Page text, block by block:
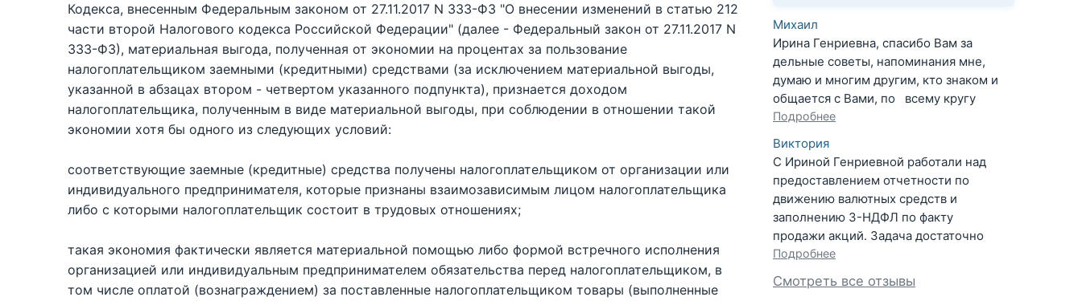
Кодекса, внесенным Федеральным законом от 27.11.2017 N 333-ФЗ "О внесении изменений в статью 212
части второй Налогового кодекса Российской Федерации" (далее - Федеральный закон от 27.11.2017 N
333-ФЗ), материальная выгода, полученная от экономии на процентах за пользование
налогоплательщиком заемными (кредитными) средствами (за исключением материальной выгоды,
указанной в абзацах втором - четвертом указанного подпункта), признается доходом
налогоплательщика, полученным в виде материальной выгоды, при соблюдении в отношении такой
экономии хотя бы одного из следующих условий:
соответствующие заемные (кредитные) средства получены налогоплательщиком от организации или
индивидуального предпринимателя, которые признаны взаимозависимым лицом налогоплательщика
либо с которыми налогоплательщик состоит в трудовых отношениях;
такая экономия фактически является материальной помощью либо формой встречного исполнения
организацией или индивидуальным предпринимателем обязательства перед налогоплательщиком, в
том числе оплатой (вознаграждением) за поставленные налогоплательщиком товары (выполненные
Михаил
Ирина Генриевна, спасибо Вам за
дельные советы, напоминания мне,
думаю и многим другим, кто знаком и
общается с Вами, по всему кругу
Подробнее
Виктория
С Ириной Генриевной работали над
предоставлением отчетности по
движению валютных средств и
заполнению 3-НДФЛ по факту
продажи акций. Задача достаточно
Подробнее
Смотреть все отзывы